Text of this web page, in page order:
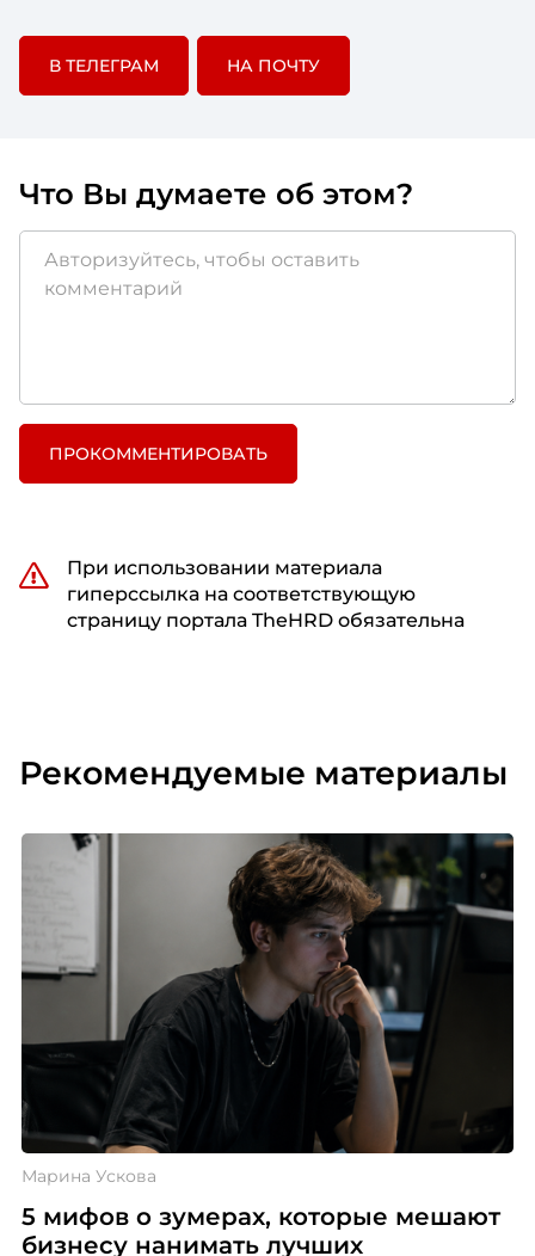
В ТЕЛЕГРАМ НА ПОЧТУ
Что Вы думаете об этом?
ПРОКОММЕНТИРОВАТЬ
При использовании материала
гиперссылка на соответствующую
страницу портала TheHRD обязательна
Рекомендуемые материалы
Марина Ускова
5 мифов о зумерах, которые мешают
бизнесу нанимать лучших